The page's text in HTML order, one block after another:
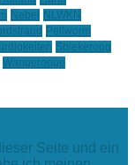
Nebel NLWKN
Pellworm
Spiekeroog
Wangerooge
Seite und ein